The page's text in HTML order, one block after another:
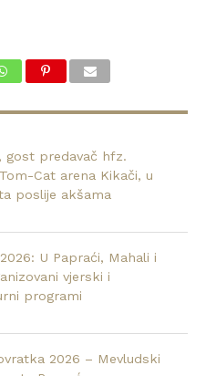
gost predavač hfz.
Cat arena Kikači, u
poslije akšama
U Papraći, Mahali i
vjerski i
programi
2026 – Mevludski